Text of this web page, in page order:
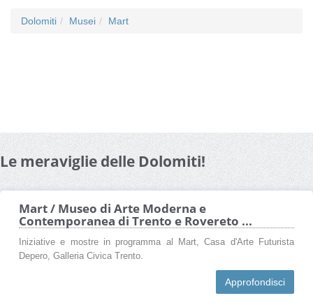
Dolomiti Musei Mart
Le meraviglie delle Dolomiti!
Mart / Museo di Arte Moderna e
Contemporanea di Trento e Rovereto ...
Iniziative e mostre in programma al Mart, Casa d'Arte Futurista
Depero, Galleria Civica Trento.
Approfondisci